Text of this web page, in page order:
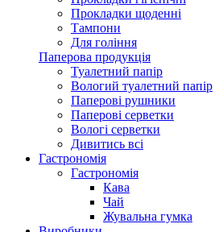
Прокладки щоденні
Тампони
Для гоління
Паперова продукція
Туалетний папір
Вологий туалетний папір
Паперові рушники
Паперові серветки
Вологі серветки
Дивитись всі
Гастрономія
Гастрономія
Кава
Чай
Жувальна гумка